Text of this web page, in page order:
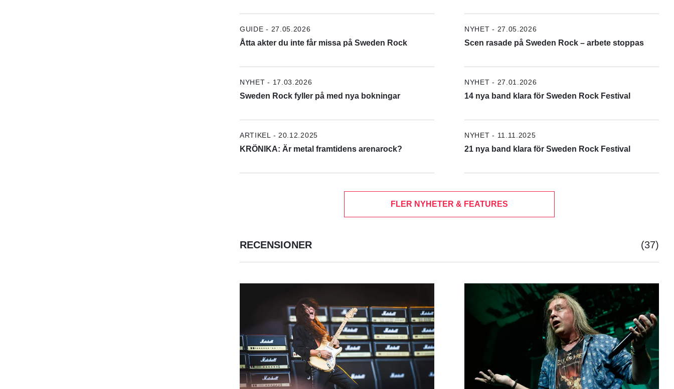
GUIDE - 27.05.2026
Åtta akter du inte får missa på Sweden Rock
NYHET - 27.05.2026
Scen rasade på Sweden Rock – arbete stoppas
NYHET - 17.03.2026
Sweden Rock fyller på med nya bokningar
NYHET - 27.01.2026
14 nya band klara för Sweden Rock Festival
ARTIKEL - 20.12.2025
KRÖNIKA: Är metal framtidens arenarock?
NYHET - 11.11.2025
21 nya band klara för Sweden Rock Festival
FLER NYHETER & FEATURES
RECENSIONER (37)